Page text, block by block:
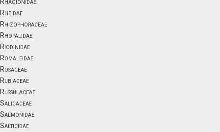
Rheidae
Rhizophoraceae
Rhopalidae
Riodinidae
Romaleidae
Rosaceae
Rubiaceae
Russulaceae
Salicaceae
Salmonidae
Salticidae